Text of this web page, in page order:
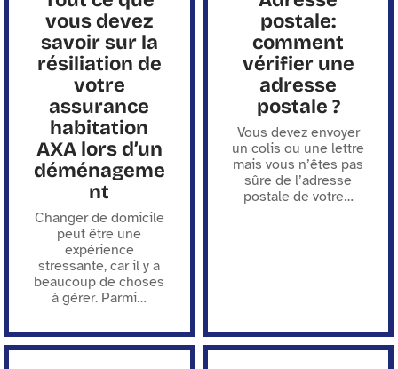
vous devez
savoir sur la
résiliation de
votre
assurance
habitation
AXA lors d’un
déménageme
nt
Changer de domicile
peut être une
expérience
stressante, car il y a
beaucoup de choses
à gérer. Parmi…
postale:
comment
vérifier une
adresse
postale ?
Vous devez envoyer
un colis ou une lettre
mais vous n’êtes pas
sûre de l’adresse
postale de votre…